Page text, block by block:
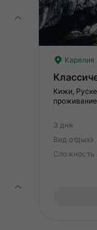
Карелия
Кижи,
3 дня
Вид отдыха
Сложность